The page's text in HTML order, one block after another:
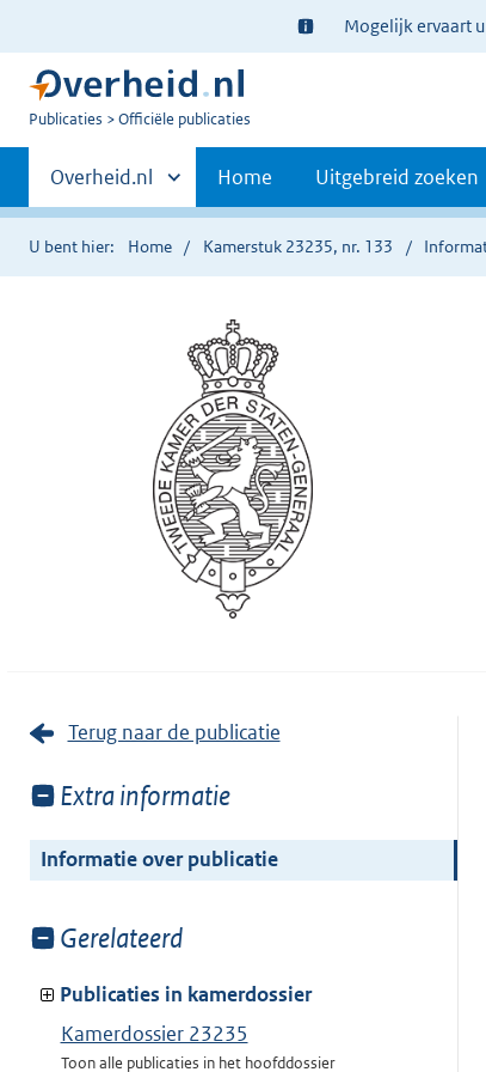
Ter
informatie:
Mogelijk ervaart
U
Publicaties Officiële publicaties
Primaire
navigatie
Andere
sites
binnen
Overheid.nl Home Uitgebreid zoeken
U bent hier: Home Kamerstuk 23235, nr. 133
Terug naar de publicatie
Toon
van:
Extra informatie
Informatie over publicatie
Toon
van:
Gerelateerd
Publicaties in kamerdossier
Kamerdossier 23235
Toon alle publicaties in het hoofddossier